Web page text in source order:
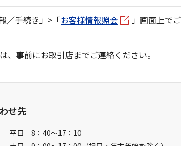
／手続き」>「お客様情報照会
」画面上で
事前にお取引店までご連絡ください。
せ先
平日 8：40～17：10